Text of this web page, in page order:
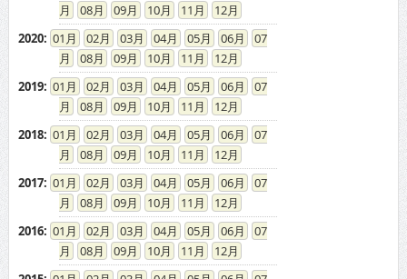
08
09 10 11
12
2020: 01 02 03 04 05 06
07
08
09 10 11
12
2019: 01 02 03 04 05 06
07
08
09 10 11
12
2018: 01 02 03 04 05 06
07
08
09 10 11
12
2017: 01 02 03 04 05 06
07
08
09 10 11
12
2016: 01 02 03 04 05 06
07
08
09 10 11
12